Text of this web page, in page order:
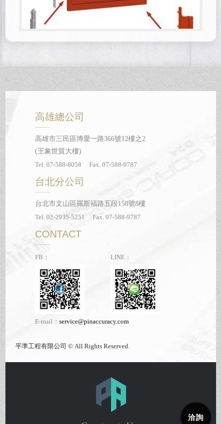
高雄總公司
高雄市三民區博愛一路366號12樓之2
(王象世貿大樓)
Tel. 07-588-8058 Fax. 07-588-9787
台北分公司
台北市文山區羅斯福路五段158號8樓
Tel. 02-2935-5251 Fax. 07-588-9787
CONTACT
FB： LINE：
E-mail： service@pinaccuracy.com
平準工程有限公司 © All Rights Reserved.
洽詢